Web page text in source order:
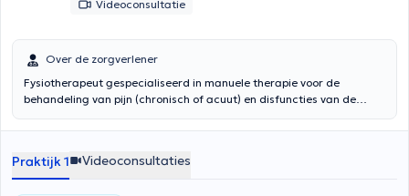
Videoconsultatie
Over de zorgverlener
Fysiotherapeut gespecialiseerd in manuele therapie voor de
behandeling van pijn (chronisch of acuut) en disfuncties van de
rehabilitatie en herscholing. Maar ook behandeling van de sporter
terugvindt.
Praktijk 1 Videoconsultaties